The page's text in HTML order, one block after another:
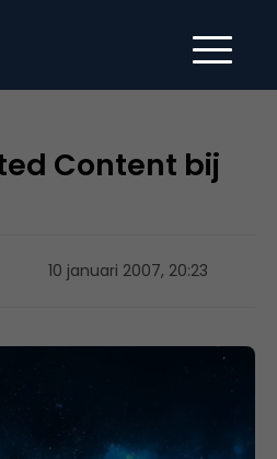
Content bij
10 januari 2007, 20:23